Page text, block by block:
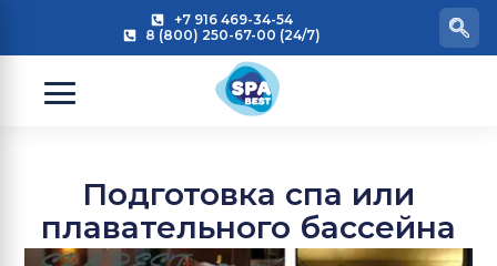
+7 916 469-34-54
8 (800) 250-67-00 (24/7)
Подготовка спа или
плавательного бассейна